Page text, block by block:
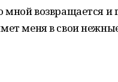
возвращается и
меня в свои